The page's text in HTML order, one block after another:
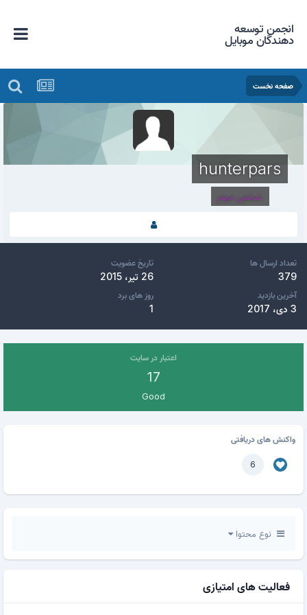
انجمن توسعه
دهندگان موبایل
صفحه نخست
hunterpars
شخص مهم
تعداد ارسال ها
379
تاریخ عضویت
26 تیر، 2015
آخرین بازدید
3 دی، 2017
روز های برد
اعتبار در سایت
17
Good
واکنش های دریافتی
6
نوع محتوا
فعالیت های امتیازی